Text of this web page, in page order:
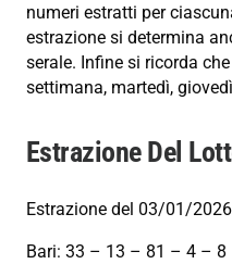
numeri estratti per
estrazione si determina
serale. Infine si ricorda
settimana, martedì,
Estrazione Del
Estrazione del 03/01/2026
Bari: 33 – 13 – 81 – 4 – 8